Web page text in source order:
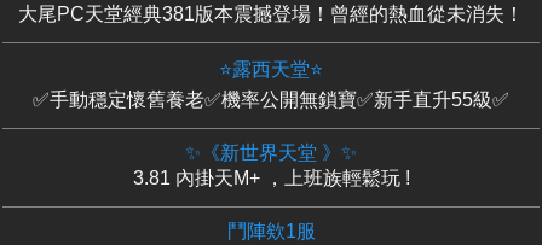
大尾PC天堂經典381版本震撼登場！曾經的熱血從未消失！
⭐露西天堂⭐
✅手動穩定懷舊養老✅機率公開無鎖寶✅新手直升55級✅
✨《新世界天堂 》✨
3.81 內掛天M+ ，上班族輕鬆玩 !
鬥陣欸1服